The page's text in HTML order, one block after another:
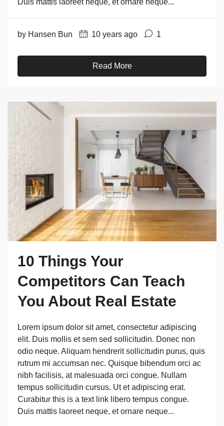
by Hansen Bun 10 years ago 1
Read More
10 Things Your
Competitors Can Teach
You About Real Estate
Lorem ipsum dolor sit amet, consectetur adipiscing
elit. Duis mollis et sem sed sollicitudin. Donec non
odio neque. Aliquam hendrerit sollicitudin purus, quis
rutrum mi accumsan nec. Quisque bibendum orci ac
nibh facilisis, at malesuada orci congue. Nullam
tempus sollicitudin cursus. Ut et adipiscing erat.
Curabitur this is a text link libero tempus congue.
Duis mattis laoreet neque, et ornare neque...